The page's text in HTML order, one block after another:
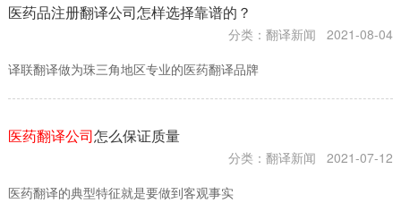
医药品注册翻译公司怎样选择靠谱的？
分类：翻译新闻
2021-08-04
译联翻译做为珠三角地区专业的医药翻译品牌
医药翻译公司怎么保证质量
分类：翻译新闻
2021-07-12
医药翻译的典型特征就是要做到客观事实